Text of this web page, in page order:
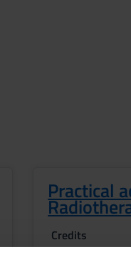
Practical
Credits
1